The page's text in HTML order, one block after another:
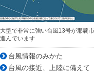
大型で非常に強い台風13号が那覇
進んでいます
台風情報のみかた
台風の接近、上陸に備えて